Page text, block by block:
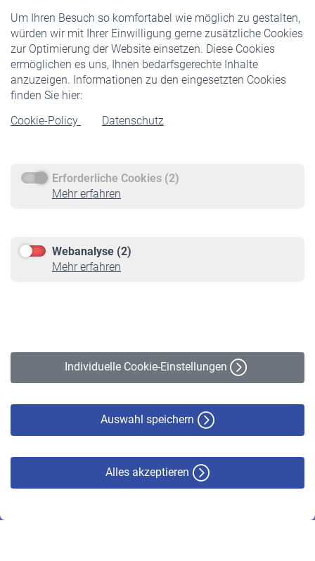
Um Ihren Besuch so komfortabel wie möglich zu gestalten,
würden wir mit Ihrer Einwilligung gerne zusätzliche Cookies
zur Optimierung der Website einsetzen. Diese Cookies
ermöglichen es uns, Ihnen bedarfsgerechte Inhalte
anzuzeigen. Informationen zu den eingesetzten Cookies
finden Sie hier:
Cookie-Policy
Datenschutz
Erforderliche Cookies (2)
Mehr erfahren
Webanalyse (2)
Mehr erfahren
Individuelle Cookie-Einstellungen
Auswahl speichern
Alles akzeptieren
Staatliche Förderung
Veranstaltungen
Rentner
Rentenbeginn
Rente beantragen
Service
Informationen
Online-Rechner
VBLnewsletter
Erklärung zur Barrierefreiheit
© VBL 2026